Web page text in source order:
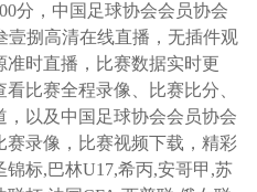
分，中国足球协会会员协会
壹捌高清在线直播，无插件观
时直播，比赛数据实时更
比赛全程录像、比赛比分、
以及中国足球协会会员协会
录像，比赛视频下载，精彩
标,巴林U17,希丙,安哥甲,苏